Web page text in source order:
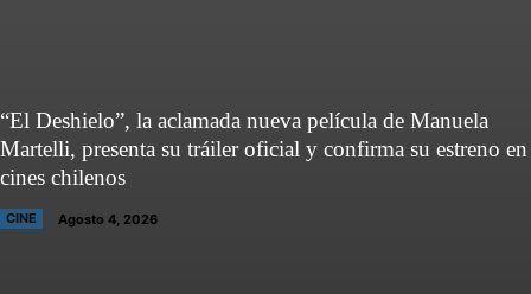
“El Deshielo”, la aclamada nueva película de Manuela
Martelli, presenta su tráiler oficial y confirma su estreno en
cines chilenos
CINE Agosto 4, 2026